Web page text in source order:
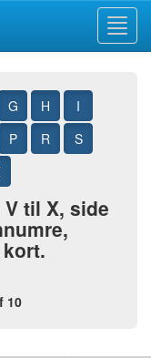
G H
I
P R
S
til X, side
10